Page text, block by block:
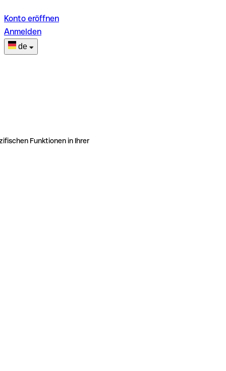
Konto eröffnen
Anmelden
de
Funktionen in Ihrer